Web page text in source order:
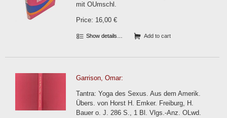
mit OUmschl.
Price: 16,00 €
Show details… Add to cart
Garrison, Omar:
Tantra: Yoga des Sexus. Aus dem Amerik.
Übers. von Horst H. Emker. Freiburg, H.
Bauer o. J. 286 S., 1 Bl. Vlgs.-Anz. OLwd.